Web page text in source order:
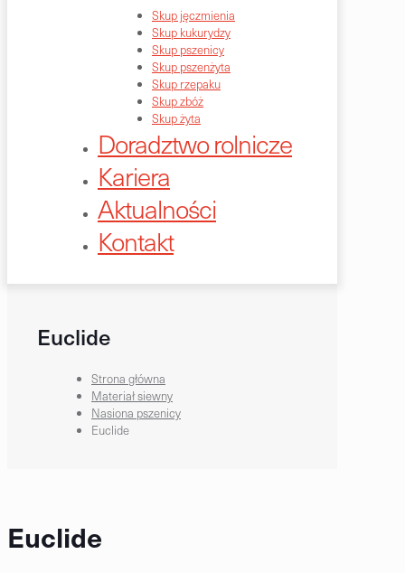
Skup jęczmienia
Skup kukurydzy
Skup pszenicy
Skup pszenżyta
Skup rzepaku
Skup zbóż
Skup żyta
Doradztwo rolnicze
Kariera
Aktualności
Kontakt
Euclide
Strona główna
Materiał siewny
Nasiona pszenicy
Euclide
Euclide